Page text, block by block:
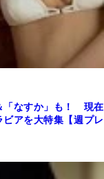
「なすか」も！ 現在
アを大特集【週プレ